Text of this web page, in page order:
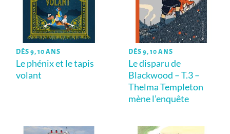
DÈS 9, 10 ANS
Le phénix et le tapis
volant
DÈS 9, 10 ANS
Le disparu de
Blackwood – T.3 –
Thelma Templeton
mène l’enquête